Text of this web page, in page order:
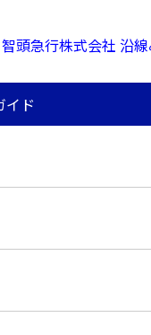
智頭急行株式会社 沿
イド